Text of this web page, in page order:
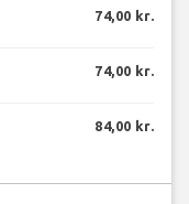
74,00 kr.
74,00 kr.
84,00 kr.